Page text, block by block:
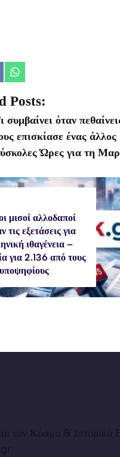
Share
WhatsApp
Posts:
συμβαίνει όταν
επισκίασε ένας άλλος
Ώρες για τη
μισοί αλλοδαποί
τις εξετάσεις για
ιθαγένεια –
για 2.136 από τους
τον Κόσμο & Ιστορικά